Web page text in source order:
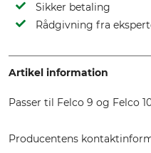
Sikker betaling
Rådgivning fra
Artikel information
Passer til Felco 9 og Felco
Producentens